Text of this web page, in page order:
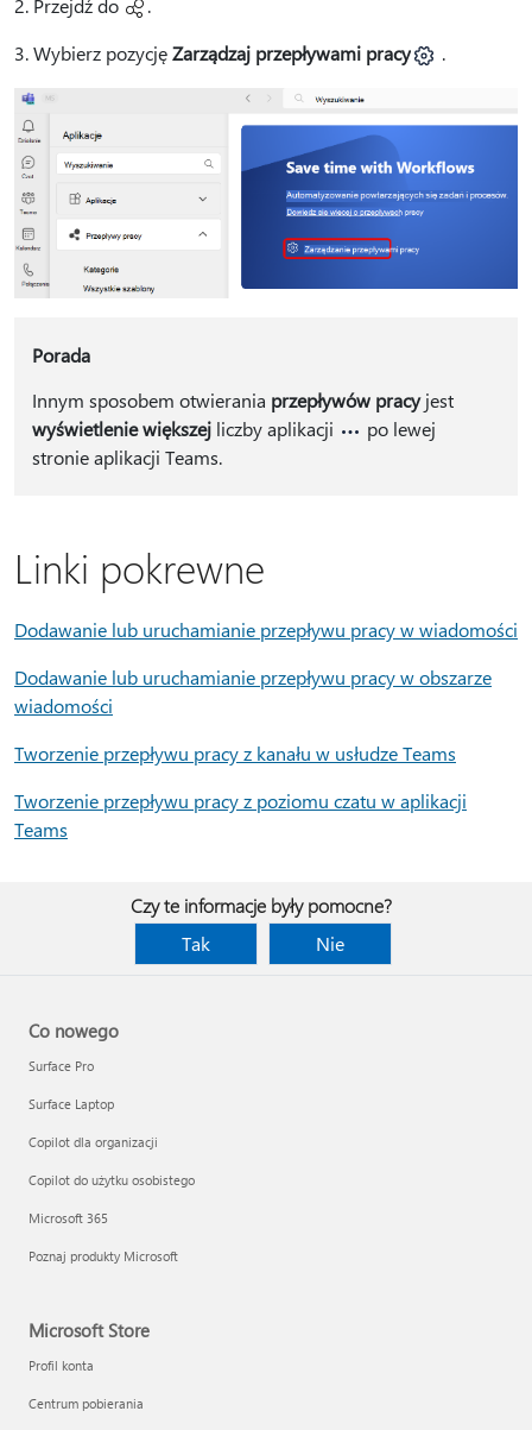
2. Przejdź do
.
3. Wybierz pozycjęZarządzaj przepływami pracy .
Porada
Innym sposobem otwierania przepływów pracyjest
wyświetlenie większejliczby aplikacji
po lewej
stronie aplikacji Teams.
Linki pokrewne
Dodawanie lub uruchamianie przepływu pracy w wiadomości
Dodawanie lub uruchamianie przepływu pracy w obszarze
wiadomości
Tworzenie przepływu pracy z kanału w usłudze Teams
Tworzenie przepływu pracy z poziomu czatu w aplikacji
Teams
Czy te informacje były pomocne?
Tak
Nie
Co nowego
Surface Pro
Surface Laptop
Copilot dla organizacji
Copilot do użytku osobistego
Microsoft 365
Poznaj produkty Microsoft
Microsoft Store
Profil konta
Centrum pobierania